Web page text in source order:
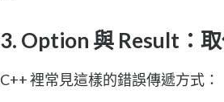
3. Option 與 Result：
C++ 裡常見這樣的錯誤傳遞方式：